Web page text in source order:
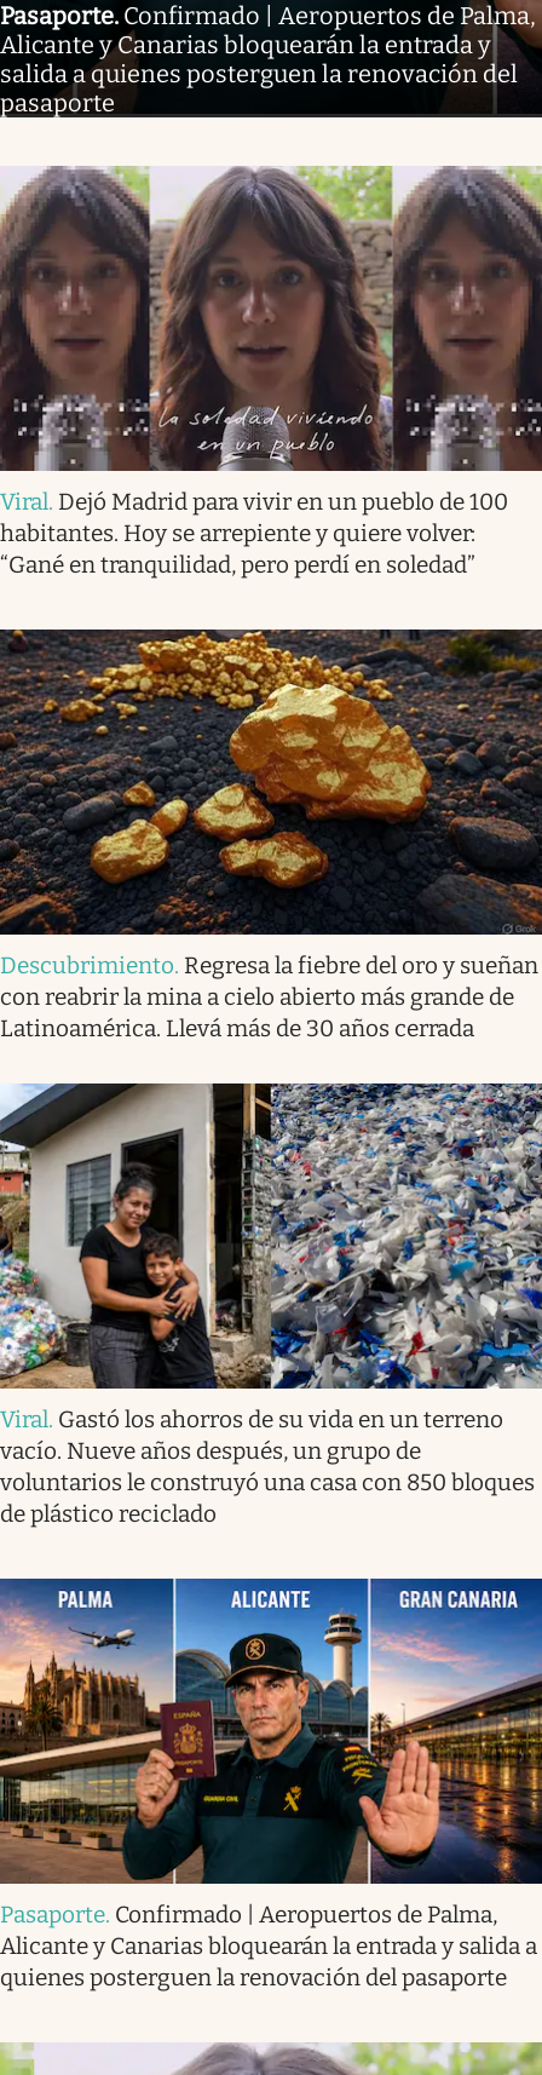
Pasaporte. Confirmado | Aeropuertos de Palma,
Alicante y Canarias bloquearán la entrada y
salida a quienes posterguen la renovación del
pasaporte
Viral. Dejó Madrid para vivir en un pueblo de 100
habitantes. Hoy se arrepiente y quiere volver:
“Gané en tranquilidad, pero perdí en soledad”
Descubrimiento. Regresa la fiebre del oro y sueñan
con reabrir la mina a cielo abierto más grande de
Latinoamérica. Llevá más de 30 años cerrada
Viral. Gastó los ahorros de su vida en un terreno
vacío. Nueve años después, un grupo de
voluntarios le construyó una casa con 850 bloques
de plástico reciclado
Pasaporte. Confirmado | Aeropuertos de Palma,
Alicante y Canarias bloquearán la entrada y salida a
quienes posterguen la renovación del pasaporte